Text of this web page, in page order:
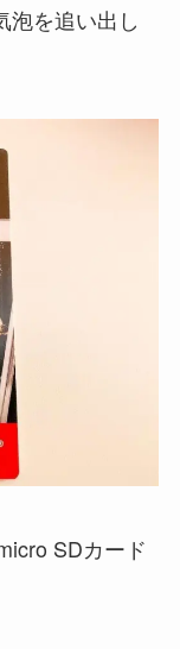
泡を追い出し
SDカード